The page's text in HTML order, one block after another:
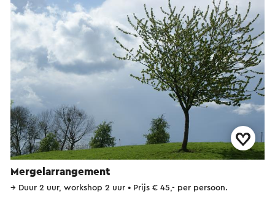
Mergelarrangement
→ Duur 2 uur, workshop 2 uur • Prijs € 45,- per persoon.